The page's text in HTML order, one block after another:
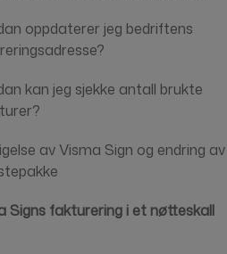
oppdaterer jeg bedriftens
kan jeg sjekke antall brukte
av Visma Sign og endring av
Signs fakturering i et nøtteskall